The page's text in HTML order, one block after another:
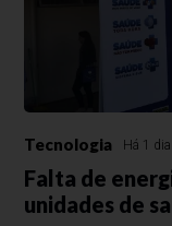
Tecnologia Há 1 dia
Falta de
unidades de